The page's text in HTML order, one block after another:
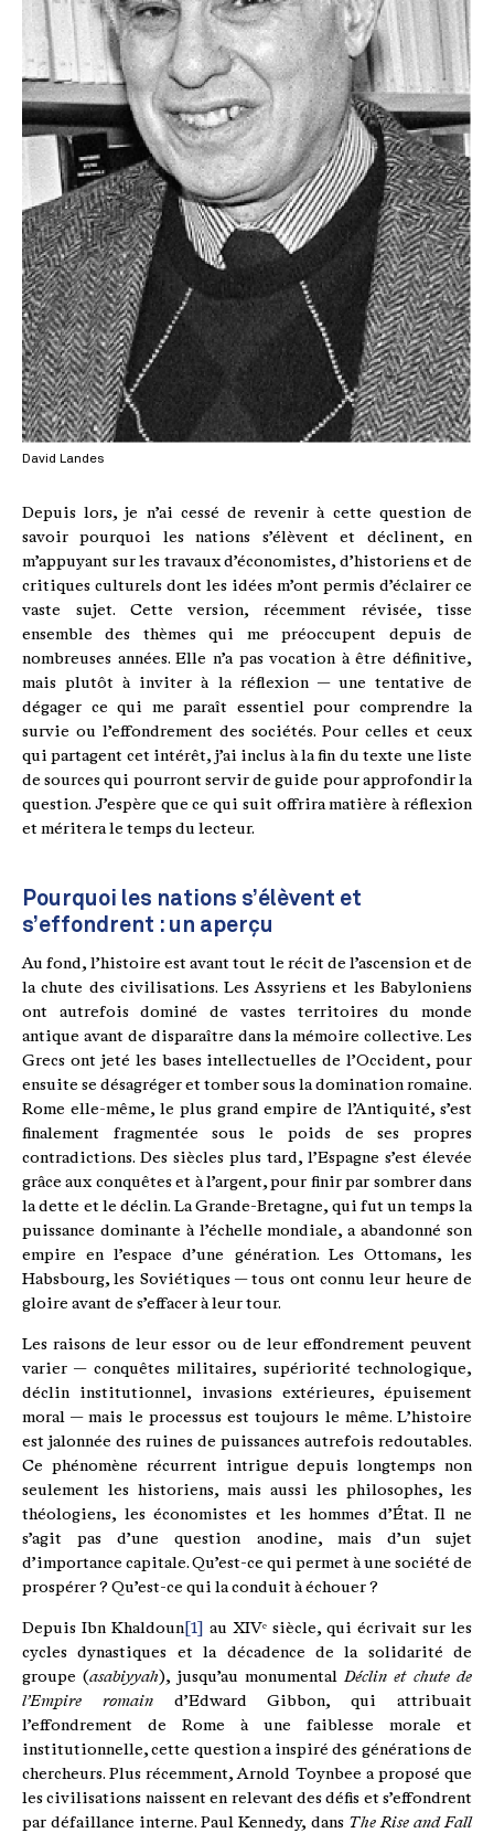
David Landes
Depuis lors, je n’ai cessé de revenir à cette question de
savoir pourquoi les nations s’élèvent et déclinent, en
m’appuyant sur les travaux d’économistes, d’historiens et de
critiques culturels dont les idées m’ont permis d’éclairer ce
vaste sujet. Cette version, récemment révisée, tisse
ensemble des thèmes qui me préoccupent depuis de
nombreuses années. Elle n’a pas vocation à être définitive,
mais plutôt à inviter à la réflexion — une tentative de
dégager ce qui me paraît essentiel pour comprendre la
survie ou l’effondrement des sociétés. Pour celles et ceux
qui partagent cet intérêt, j’ai inclus à la fin du texte une liste
de sources qui pourront servir de guide pour approfondir la
question. J’espère que ce qui suit offrira matière à réflexion
et méritera le temps du lecteur.
Pourquoi les nations s’élèvent et
s’effondrent : un aperçu
Au fond, l’histoire est avant tout le récit de l’ascension et de
la chute des civilisations. Les Assyriens et les Babyloniens
ont autrefois dominé de vastes territoires du monde
antique avant de disparaître dans la mémoire collective. Les
Grecs ont jeté les bases intellectuelles de l’Occident, pour
ensuite se désagréger et tomber sous la domination romaine.
Rome elle-même, le plus grand empire de l’Antiquité, s’est
finalement fragmentée sous le poids de ses propres
contradictions. Des siècles plus tard, l’Espagne s’est élevée
grâce aux conquêtes et à l’argent, pour finir par sombrer dans
la dette et le déclin. La Grande-Bretagne, qui fut un temps la
puissance dominante à l’échelle mondiale, a abandonné son
empire en l’espace d’une génération. Les Ottomans, les
Habsbourg, les Soviétiques — tous ont connu leur heure de
gloire avant de s’effacer à leur tour.
Les raisons de leur essor ou de leur effondrement peuvent
varier — conquêtes militaires, supériorité technologique,
déclin institutionnel, invasions extérieures, épuisement
moral — mais le processus est toujours le même. L’histoire
est jalonnée des ruines de puissances autrefois redoutables.
Ce phénomène récurrent intrigue depuis longtemps non
seulement les historiens, mais aussi les philosophes, les
théologiens, les économistes et les hommes d’État. Il ne
s’agit pas d’une question anodine, mais d’un sujet
d’importance capitale. Qu’est-ce qui permet à une société de
prospérer ? Qu’est-ce qui la conduit à échouer ?
Depuis Ibn Khaldoun [1]
au XIVᵉ siècle, qui écrivait sur les
cycles dynastiques et la décadence de la solidarité de
groupe (asabiyyah), jusqu’au monumentalDéclin et chute de
l’Empire romaind’Edward Gibbon, qui attribuait
l’effondrement de Rome à une faiblesse morale et
institutionnelle, cette question a inspiré des générations de
chercheurs. Plus récemment, Arnold Toynbee a proposé que
les civilisations naissent en relevant des défis et s’effondrent
par défaillance interne. Paul Kennedy, dans The Rise and Fall